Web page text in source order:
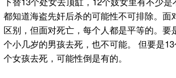
都知道海盗先奸后杀的可能性不可排除。面
区别，但面对死亡，每个人都是平等的。要
个小几岁的男孩去死，也不可能。 但要是
个女孩去死，可能性倒是有的。